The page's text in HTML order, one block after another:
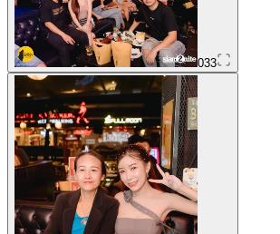
033